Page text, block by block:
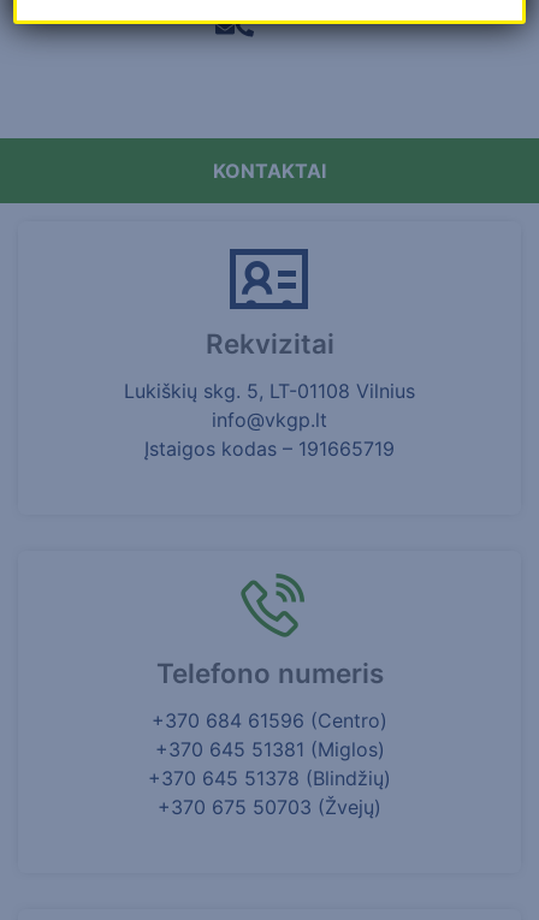
KONTAKTAI
Rekvizitai
Lukiškių skg. 5, LT-01108 Vilnius
info@vkgp.lt
Įstaigos kodas – 191665719
Telefono numeris
+370 684 61596 (Centro)
+370 645 51381 (Miglos)
+370 645 51378 (Blindžių)
+370 675 50703 (Žvejų)